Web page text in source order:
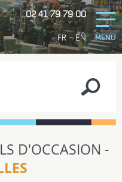
FR-EN
02 41 79 79 00
MENU
D'OCCASION -